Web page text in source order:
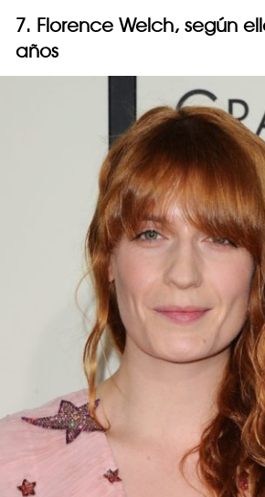
7. Florence Welch, según
años